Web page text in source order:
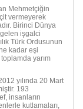
Mehmetçiğin
vermeyerek
Birinci Dünya
işgalci
Türk Ordusunun
kadar eşi
yarım
yılında 20 Mart
193
insanların
kutlamaları,